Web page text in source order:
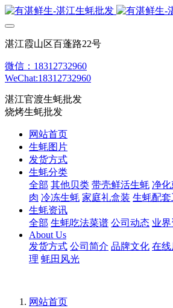
湛江霞山区百蓬路22号
微信：18312732960
WeChat:18312732960
湛江官渡生蚝批发
烧烤生蚝批发
网站首页
生蚝图片
发货方式
生蚝分类
全部 其他贝类 带壳鲜活生蚝 净
肉 冷冻生蚝 家庭礼盒装 生蚝配
生蚝资讯
全部 生蚝吃法菜谱 公司动态 业
About Us
发货方式 公司简介 品牌文化 在
理 蚝田风光
网站首页